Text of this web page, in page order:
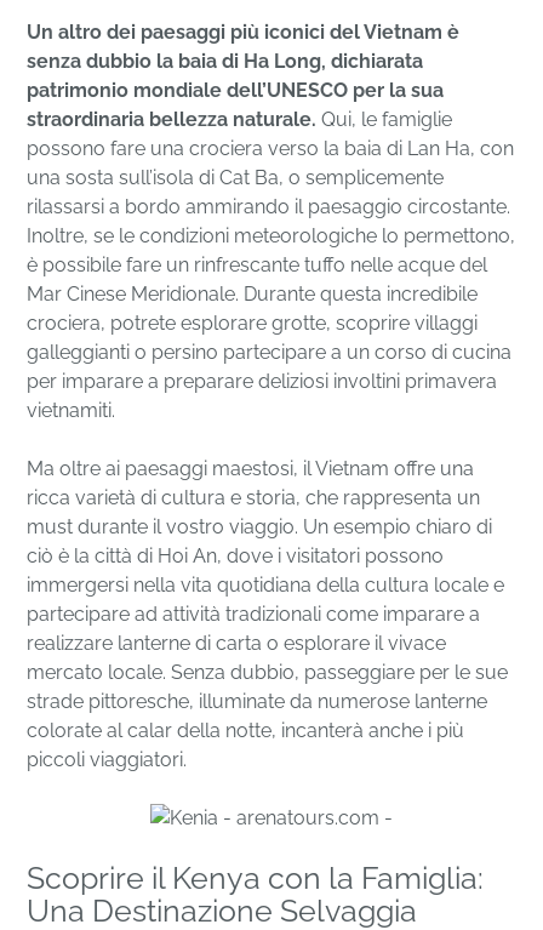
Un altro dei paesaggi più iconici del Vietnam è
senza dubbio la baia di Ha Long, dichiarata
patrimonio mondiale dell’UNESCO per la sua
straordinaria bellezza naturale. Qui, le famiglie
possono fare una crociera verso la baia di Lan Ha, con
una sosta sull’isola di Cat Ba, o semplicemente
rilassarsi a bordo ammirando il paesaggio circostante.
Inoltre, se le condizioni meteorologiche lo permettono,
è possibile fare un rinfrescante tuffo nelle acque del
Mar Cinese Meridionale. Durante questa incredibile
crociera, potrete esplorare grotte, scoprire villaggi
galleggianti o persino partecipare a un corso di cucina
per imparare a preparare deliziosi involtini primavera
vietnamiti.
Ma oltre ai paesaggi maestosi, il Vietnam offre una
ricca varietà di cultura e storia, che rappresenta un
must durante il vostro viaggio. Un esempio chiaro di
ciò è la città di Hoi An, dove i visitatori possono
immergersi nella vita quotidiana della cultura locale e
partecipare ad attività tradizionali come imparare a
realizzare lanterne di carta o esplorare il vivace
mercato locale. Senza dubbio, passeggiare per le sue
strade pittoresche, illuminate da numerose lanterne
colorate al calar della notte, incanterà anche i più
piccoli viaggiatori.
Scoprire il Kenya con la Famiglia:
Una Destinazione Selvaggia